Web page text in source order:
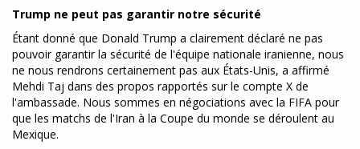
Trump ne peut pas garantir notre sécurité
Étant donné que Donald Trump a clairement déclaré ne pas
pouvoir garantir la sécurité de l'équipe nationale iranienne, nous
ne nous rendrons certainement pas aux États-Unis, a affirmé
Mehdi Taj dans des propos rapportés sur le compte X de
l'ambassade. Nous sommes en négociations avec la FIFA pour
que les matchs de l'Iran à la Coupe du monde se déroulent au
Mexique.